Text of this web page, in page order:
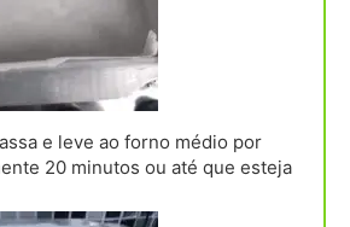
e leve ao forno médio por
20 minutos ou até que esteja